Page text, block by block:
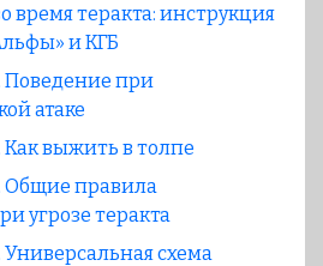
время теракта: инструкция
и КГБ
при
атаке
выжить в толпе
правила
угрозе теракта
схема